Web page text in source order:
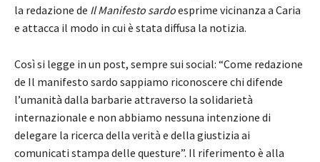
la redazione de Il Manifesto sardoesprime vicinanza a Caria
e attacca il modo in cui è stata diffusa la notizia.
Così si legge in un post, sempre sui social: “Come redazione
de Il manifesto sardo sappiamo riconoscere chi difende
l’umanità dalla barbarie attraverso la solidarietà
internazionale e non abbiamo nessuna intenzione di
delegare la ricerca della verità e della giustizia ai
comunicati stampa delle questure”. Il riferimento è alla